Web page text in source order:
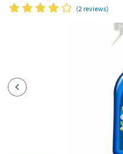
(2 reviews)